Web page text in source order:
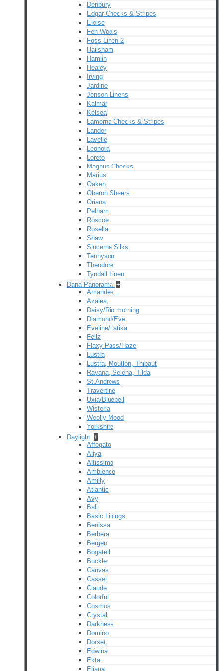
Denbury
Edgar Checks & Stripes
Eloise
Fen Wools
Foss Linen 2
Hailsham
Hamlin
Healey
Irving
Jardine
Jenson Linens
Kalmar
Kelsea
Lamorna Checks & Stripes
Landor
Lavelle
Leonora
Loreto
Magnus Checks
Marius
Oaken
Oberon Sheers
Oriana
Pelham
Roscoe
Rosella
Shaw
Slucerne Silks
Tennyson
Theodore
Tyndall Linen
Dana Panorama +
Amandes
Azalea
Daisy/Rio morning
Diamond/Eve
Eveline/Latika
Feliz
Flaxy Pass/Haze
Lustra
Lustra, Moutlon, Thibaut
Ravana, Selena, Tilda
St.Andrews
Travertine
Uxia/Bluebell
Wisteria
Woolly Mood
Yorkshire
Daylight +
Affogato
Aliya
Altissimo
Ambience
Amilly
Atlantic
Avy
Bali
Basic Linings
Benissa
Berbera
Bergen
Bogatell
Buckle
Canvas
Cassel
Claude
Colorful
Cosmos
Crystal
Darkness
Domino
Dorset
Edwina
Ekta
Eliana